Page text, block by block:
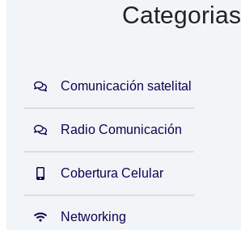
Categorias
Comunicación satelital
Radio Comunicación
Cobertura Celular
Networking